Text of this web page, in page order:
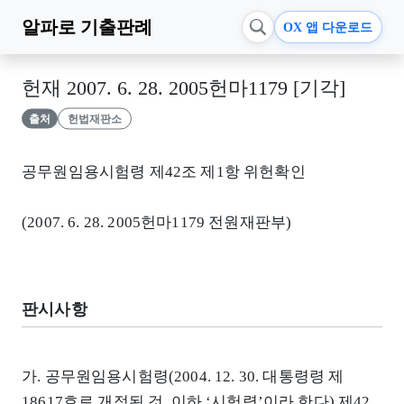
알파로 기출판례 OX 앱 다운로드
헌재 2007. 6. 28. 2005헌마1179 [기각]
출처 헌법재판소
공무원임용시험령 제42조 제1항 위헌확인
(2007. 6. 28. 2005헌마1179 전원재판부)
판시사항
가. 공무원임용시험령(2004. 12. 30. 대통령령 제